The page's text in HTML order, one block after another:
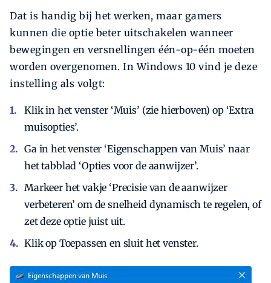
Dat is handig bij het werken, maar gamers
kunnen die optie beter uitschakelen wanneer
bewegingen en versnellingen één-op-één moeten
worden overgenomen. In Windows 10 vind je deze
instelling als volgt:
Klik in het venster ‘Muis’ (zie hierboven) op ‘Extra
muisopties’.
Ga in het venster ‘Eigenschappen van Muis’ naar
het tabblad ‘Opties voor de aanwijzer’.
Markeer het vakje ‘Precisie van de aanwijzer
verbeteren’ om de snelheid dynamisch te regelen, of
zet deze optie juist uit.
Klik op Toepassen en sluit het venster.